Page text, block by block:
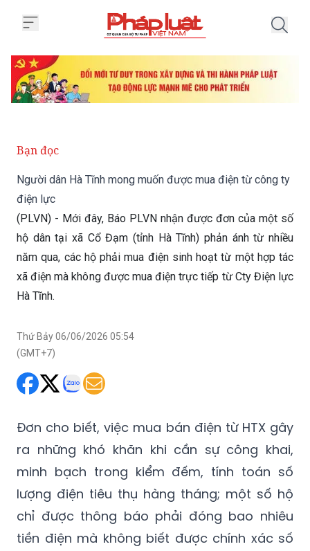
Bạn đọc
Người dân Hà Tĩnh mong muốn được mua điện từ công ty
điện lực
(PLVN) - Mới đây, Báo PLVN nhận được đơn của một số
hộ dân tại xã Cổ Đạm (tỉnh Hà Tĩnh) phản ánh từ nhiều
năm qua, các hộ phải mua điện sinh hoạt từ một hợp tác
xã điện mà không được mua điện trực tiếp từ Cty Điện lực
Hà Tĩnh.
Thứ Bảy 06/06/2026 05:54
(GMT+7)
Đơn cho biết, việc mua bán điện từ HTX gây
ra những khó khăn khi cần sự công khai,
minh bạch trong kiểm đếm, tính toán số
lượng điện tiêu thụ hàng tháng; một số hộ
chỉ được thông báo phải đóng bao nhiêu
tiền điện mà không biết được chính xác số